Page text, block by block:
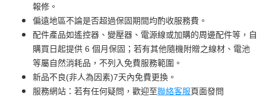
報修。
偏遠地區不論是否超過保固期間均酌收服務費。
配件產品如遙控器、變壓器、電源線或加購的周邊配件等，自
購買日起提供 6 個月保固；若有其他隨機附贈之線材、電池
等屬自然消耗品，不列入免費服務範圍。
新品不良(非人為因素)7天內免費更換。
服務網站：若有任何疑問，歡迎至聯絡客服頁面發問